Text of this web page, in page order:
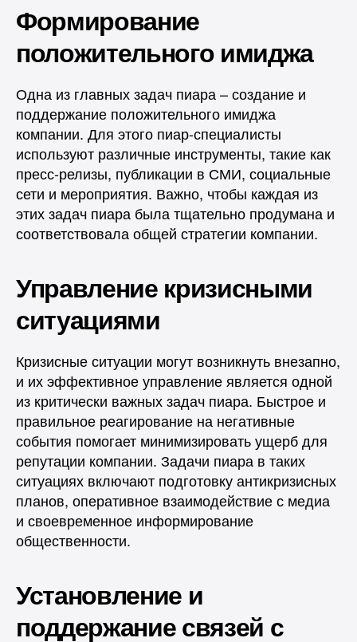
Формирование
положительного имиджа
Одна из главных задач пиара – создание и
поддержание положительного имиджа
компании. Для этого пиар-специалисты
используют различные инструменты, такие как
пресс-релизы, публикации в СМИ, социальные
сети и мероприятия. Важно, чтобы каждая из
этих задач пиара была тщательно продумана и
соответствовала общей стратегии компании.
Управление кризисными
ситуациями
Кризисные ситуации могут возникнуть внезапно,
и их эффективное управление является одной
из критически важных задач пиара. Быстрое и
правильное реагирование на негативные
события помогает минимизировать ущерб для
репутации компании. Задачи пиара в таких
ситуациях включают подготовку антикризисных
планов, оперативное взаимодействие с медиа
и своевременное информирование
общественности.
Установление и
поддержание связей с